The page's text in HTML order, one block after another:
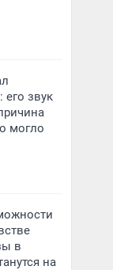
звук
могло
в
на